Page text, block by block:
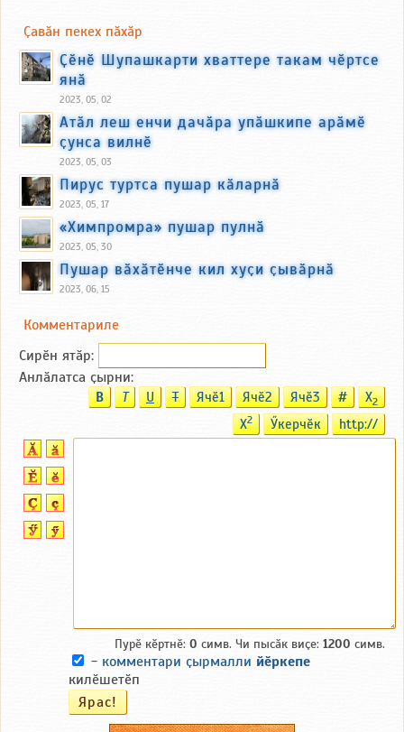
Ҫавӑн пекех пӑхӑр
Ҫӗнӗ Шупашкарти хваттере такам чӗртсе
янӑ
2023, 05, 02
Атӑл леш енчи дачӑра упӑшкипе арӑмӗ
ҫунса вилнӗ
2023, 05, 03
Пирус туртса пушар кӑларнӑ
2023, 05, 17
«Химпромра» пушар пулнӑ
2023, 05, 30
Пушар вӑхӑтӗнче кил хуҫи ҫывӑрнӑ
2023, 06, 15
Комментариле
Сирӗн ятӑp:
Анлӑлатса ҫырни:
B T U T Ячӗ1 Ячӗ2 Ячӗ3 # X2
X2 Ӳкерчӗк http://
Пурӗ кӗртнӗ: 0 симв. Чи пысӑк виҫе: 1200 симв.
- комментари ҫырмалли йӗркепе
килӗшетӗп